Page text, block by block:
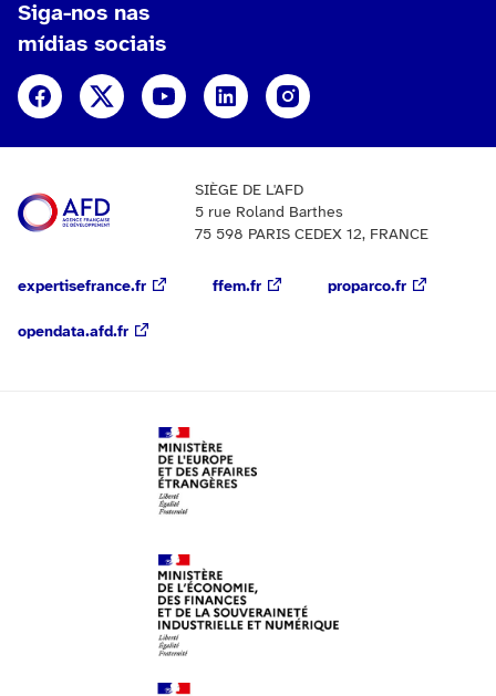
Siga-nos nas
mídias sociais
FacebookX (ex-Twitter)
YouTube LinkedIn
SIÈGE DE L'AFD
5 rue Roland Barthes
75 598 PARIS CEDEX 12, FRANCE
expertisefrance.fr ffem.fr proparco.fr
opendata.afd.fr